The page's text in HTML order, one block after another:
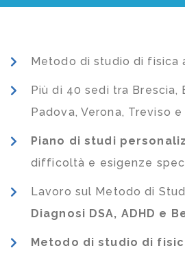
Metodo di studio di fisica
Più di 40 sedi tra Brescia,
Padova, Verona, Treviso e
Piano di studi
difficoltà e esigenze
Lavoro sul Metodo di
Diagnosi DSA, ADHD e
Metodo di studio di